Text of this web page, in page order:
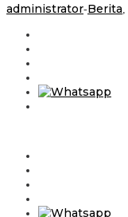
administrator-Berita